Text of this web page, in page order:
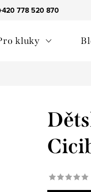
778 520 870
podmínky
kluky